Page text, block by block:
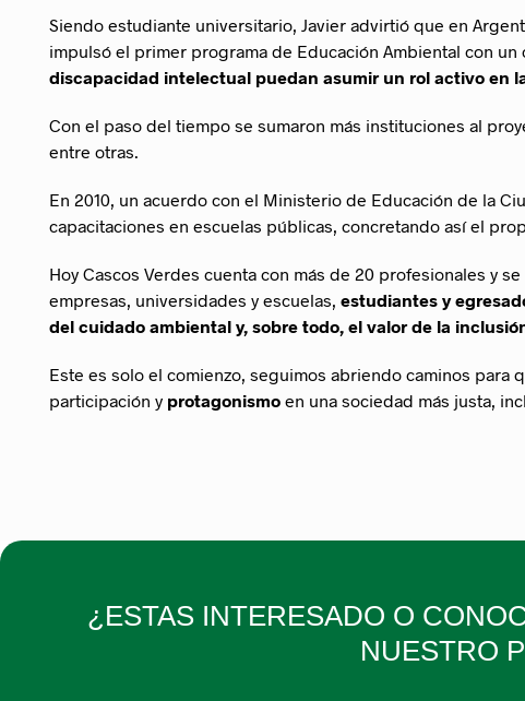
Siendo estudiante universitario, Javier advirtió que en
impulsó el primer programa de Educación Ambiental con un
discapacidad intelectual puedan asumir un rol activo en
Con el paso del tiempo se sumaron más instituciones al
entre otras.
En 2010, un acuerdo con el Ministerio de Educación de la
capacitaciones en escuelas públicas, concretando así el
Hoy Cascos Verdes cuenta con más de 20 profesionales y
empresas, universidades y escuelas, estudiantes y
del cuidado ambiental y, sobre todo, el valor de la
Este es solo el comienzo, seguimos abriendo caminos para
participación y protagonismo en una sociedad más justa,
¿ESTAS INTERESADO O
NUESTRO